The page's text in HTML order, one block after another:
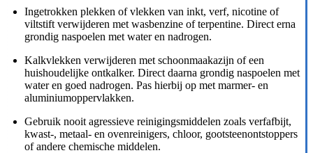
Ingetrokken plekken of vlekken van inkt, verf, nicotine of
viltstift verwijderen met wasbenzine of terpentine. Direct erna
grondig naspoelen met water en nadrogen.
Kalkvlekken verwijderen met schoonmaakazijn of een
huishoudelijke ontkalker. Direct daarna grondig naspoelen met
water en goed nadrogen. Pas hierbij op met marmer- en
aluminiumoppervlakken.
Gebruik nooit agressieve reinigingsmiddelen zoals verfafbijt,
kwast-, metaal- en ovenreinigers, chloor, gootsteenontstoppers
of andere chemische middelen.